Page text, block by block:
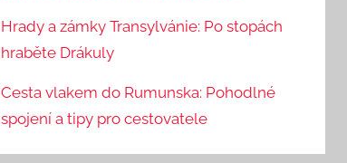
Hrady a zámky Transylvánie: Po stopách
hraběte Drákuly
Cesta vlakem do Rumunska: Pohodlné
spojení a tipy pro cestovatele